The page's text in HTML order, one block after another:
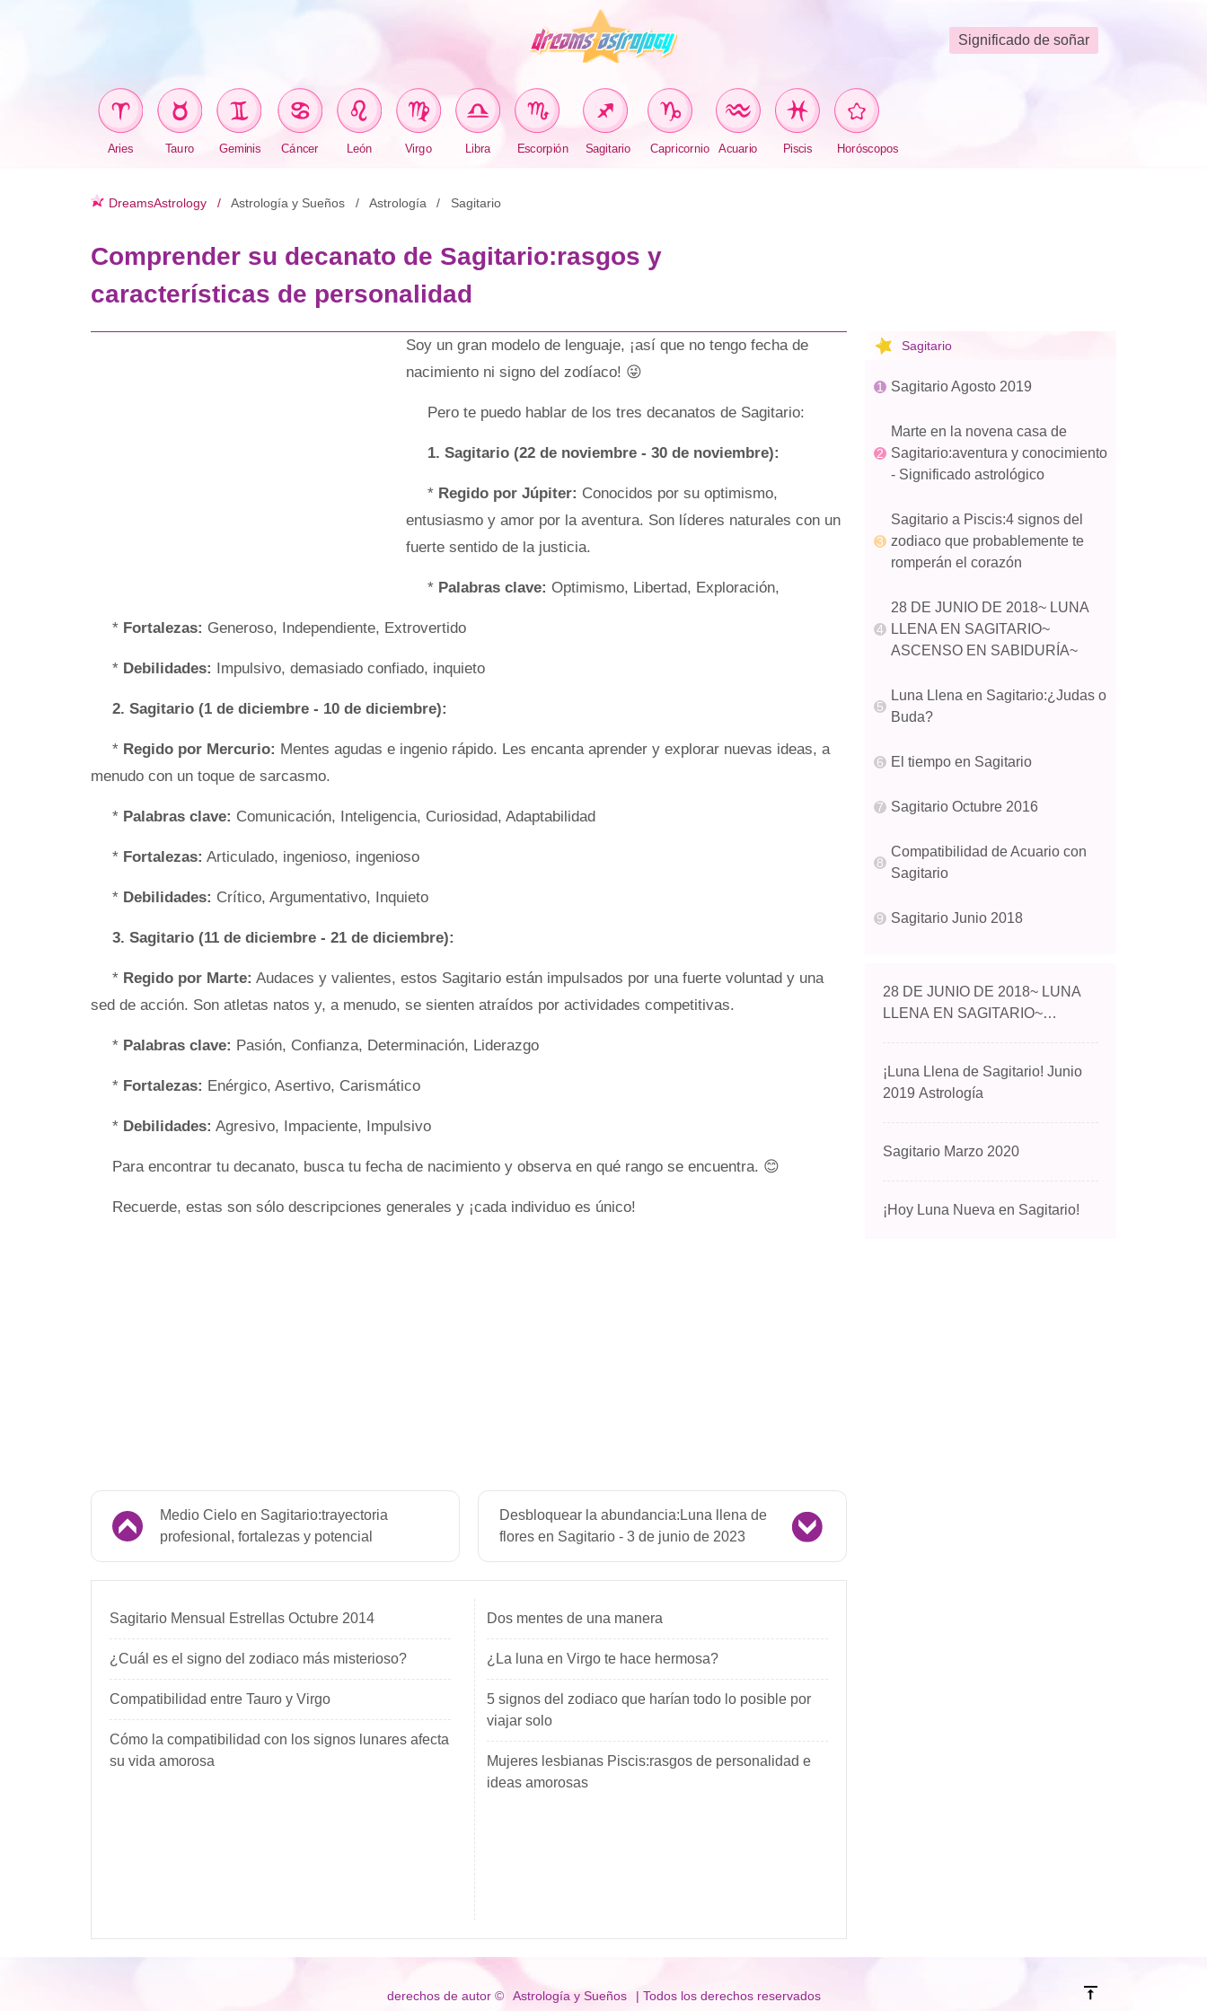
Significado de soñar
Aries Tauro Geminis Cáncer León Virgo Libra Escorpión Sagitario Capricornio Acuario Piscis Horóscopos
DreamsAstrology Astrología y Sueños Astrología Sagitario
Comprender su decanato de Sagitario:rasgos y
características de personalidad
Soy un gran modelo de lenguaje, ¡así que no tengo fecha de
nacimiento ni signo del zodíaco! 😜
Pero te puedo hablar de los tres decanatos de Sagitario:
1. Sagitario (22 de noviembre - 30 de noviembre):
* Regido por Júpiter: Conocidos por su optimismo,
entusiasmo y amor por la aventura. Son líderes naturales con un
fuerte sentido de la justicia.
* Palabras clave: Optimismo, Libertad, Exploración,
* Fortalezas: Generoso, Independiente, Extrovertido
* Debilidades: Impulsivo, demasiado confiado, inquieto
2. Sagitario (1 de diciembre - 10 de diciembre):
* Regido por Mercurio: Mentes agudas e ingenio rápido. Les encanta aprender y explorar nuevas ideas, a
menudo con un toque de sarcasmo.
* Palabras clave: Comunicación, Inteligencia, Curiosidad, Adaptabilidad
* Fortalezas: Articulado, ingenioso, ingenioso
* Debilidades: Crítico, Argumentativo, Inquieto
3. Sagitario (11 de diciembre - 21 de diciembre):
* Regido por Marte: Audaces y valientes, estos Sagitario están impulsados por una fuerte voluntad y una
sed de acción. Son atletas natos y, a menudo, se sienten atraídos por actividades competitivas.
* Palabras clave: Pasión, Confianza, Determinación, Liderazgo
* Fortalezas: Enérgico, Asertivo, Carismático
* Debilidades: Agresivo, Impaciente, Impulsivo
Para encontrar tu decanato, busca tu fecha de nacimiento y observa en qué rango se encuentra. 😊
Recuerde, estas son sólo descripciones generales y ¡cada individuo es único!
Medio Cielo en Sagitario:trayectoria
profesional, fortalezas y potencial
Desbloquear la abundancia:Luna llena de
flores en Sagitario - 3 de junio de 2023
Sagitario Mensual Estrellas Octubre 2014
¿Cuál es el signo del zodiaco más misterioso?
Compatibilidad entre Tauro y Virgo
Cómo la compatibilidad con los signos lunares afecta
su vida amorosa
Dos mentes de una manera
¿La luna en Virgo te hace hermosa?
5 signos del zodiaco que harían todo lo posible por
viajar solo
Mujeres lesbianas Piscis:rasgos de personalidad e
ideas amorosas
Sagitario
Sagitario Agosto 2019
Marte en la novena casa de
Sagitario:aventura y conocimiento
- Significado astrológico
Sagitario a Piscis:4 signos del
zodiaco que probablemente te
romperán el corazón
28 DE JUNIO DE 2018~ LUNA
LLENA EN SAGITARIO~
ASCENSO EN SABIDURÍA~
Luna Llena en Sagitario:¿Judas o
Buda?
El tiempo en Sagitario
Sagitario Octubre 2016
Compatibilidad de Acuario con
Sagitario
Sagitario Junio ​​2018
28 DE JUNIO DE 2018~ LUNA
LLENA EN SAGITARIO~
¡Luna Llena de Sagitario! Junio ​​
2019 Astrología
Sagitario Marzo 2020
¡Hoy Luna Nueva en Sagitario!
derechos de autor © Astrología y Sueños | Todos los derechos reservados